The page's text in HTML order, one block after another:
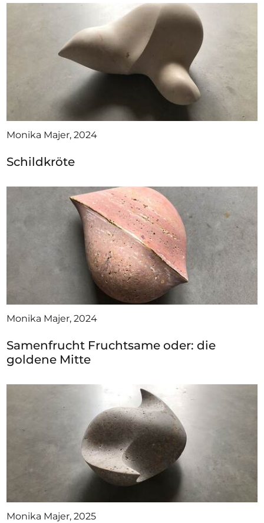
Monika Majer, 2024
Schildkröte
Monika Majer, 2024
Samenfrucht Fruchtsame oder: die
goldene Mitte
Monika Majer, 2025